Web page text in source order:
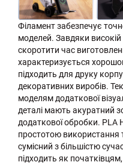
Філамент забезпечує
моделей. Завдяки
скоротити час
характеризується
підходить для друку
декоративних виробів.
моделям додаткової
деталі мають акуратний
додаткової обробки. PLA
простотою використання
сумісний з більшістю
підходить як